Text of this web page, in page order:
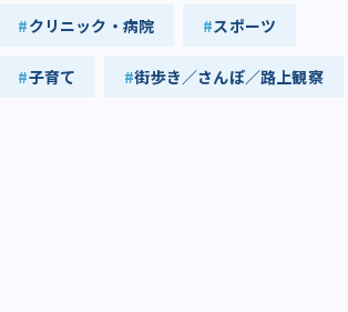
クリニック・病院 スポーツ
子育て 街歩き／さんぽ／路上観察